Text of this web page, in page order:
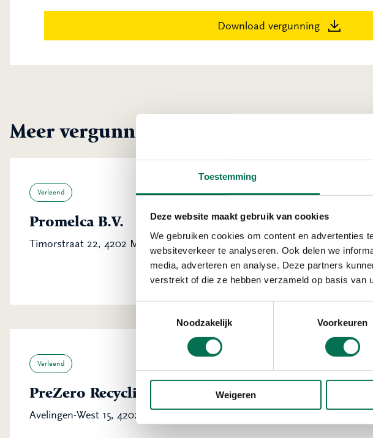
Toestemming
Deze website maakt gebruik van cookies
We gebruiken cookies om content en advertenties
websiteverkeer te analyseren. Ook delen we
media, adverteren en analyse. Deze partners
verstrekt of die ze hebben verzameld op basis van
Noodzakelijk
Voorkeuren
Weigeren
Download vergunning
Meer vergunningen uit Gorinchem
Verleend
Promelca B.V.
Timorstraat 22, 4202 MA Gorinchem
Verleend
PreZero Recycling B.V.
Avelingen-West 15, 4202 MS Gorinchem